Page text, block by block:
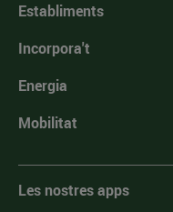
Establiments
Incorpora't
Energia
Mobilitat
Les nostres apps